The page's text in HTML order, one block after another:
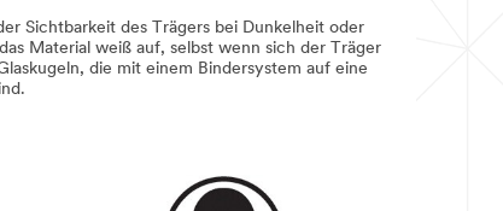
Sichtbarkeit des Trägers bei Dunkelheit oder
Material weiß auf, selbst wenn sich der Träger
die mit einem Bindersystem auf eine